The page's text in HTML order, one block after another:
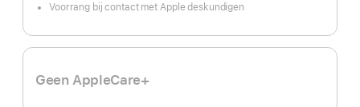
Voorrang bij contact met Apple deskundigen
Geen AppleCare+